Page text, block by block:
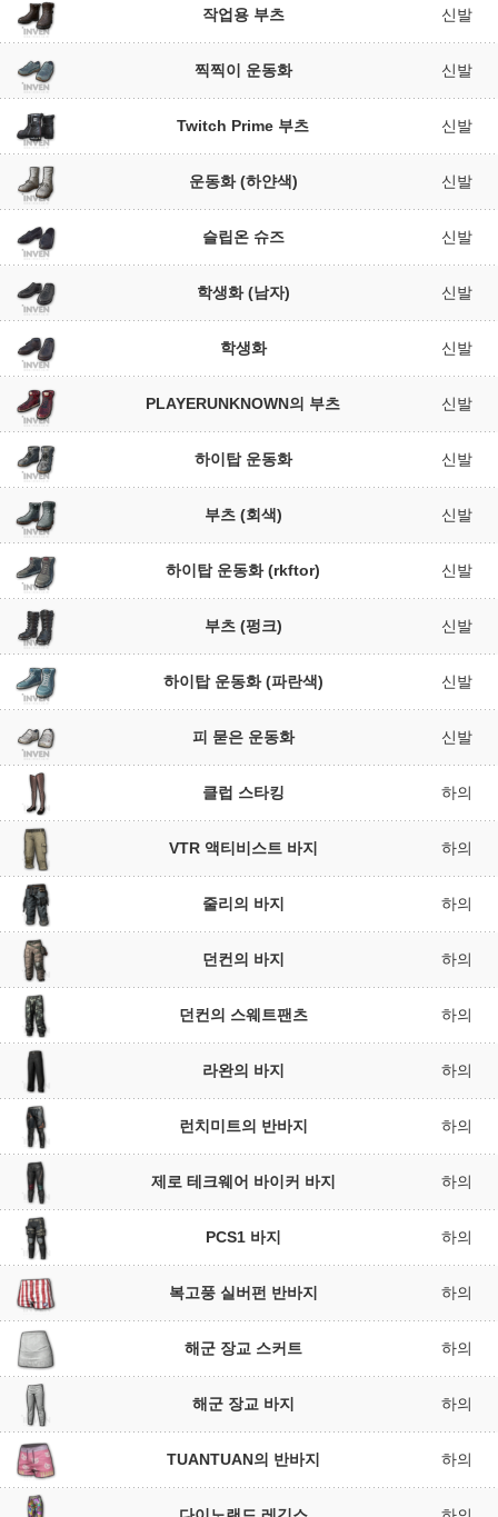
작업용 부츠 신발
찍찍이 운동화 신발
Twitch Prime 부츠 신발
운동화 (하얀색) 신발
슬립온 슈즈 신발
학생화 (남자) 신발
학생화 신발
PLAYERUNKNOWN의 부츠 신발
하이탑 운동화 신발
부츠 (회색) 신발
하이탑 운동화 (rkftor) 신발
부츠 (펑크) 신발
하이탑 운동화 (파란색) 신발
피 묻은 운동화 신발
클럽 스타킹 하의
VTR 액티비스트 바지 하의
줄리의 바지 하의
던컨의 바지 하의
던컨의 스웨트팬츠 하의
라완의 바지 하의
런치미트의 반바지 하의
제로 테크웨어 바이커 바지 하의
PCS1 바지 하의
복고풍 실버펀 반바지 하의
해군 장교 스커트 하의
해군 장교 바지 하의
TUANTUAN의 반바지 하의